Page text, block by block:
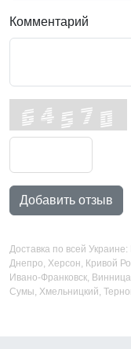
Комментарий
Добавить отзыв
Доставка по всей
Днепро, Херсон, Кривой
Ивано-Франковск,
Сумы, Хмельницкий,